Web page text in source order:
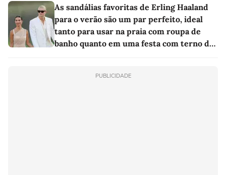
As sandálias favoritas de Erling Haaland
para o verão são um par perfeito, ideal
tanto para usar na praia com roupa de
banho quanto em uma festa com terno de
PUBLICIDADE